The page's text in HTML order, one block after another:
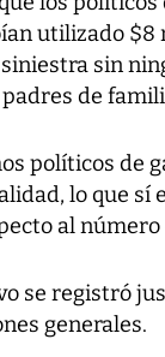
utilizado $8
sin
de
políticos de
lo que sí
al número
se registró
generales.